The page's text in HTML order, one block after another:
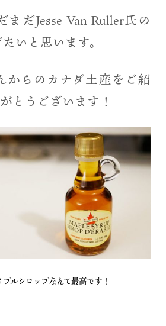
だJesse Van Ruller氏の
いと思います。
からのカナダ土産をご紹
とうございます！
ルシロップなんて最高です！